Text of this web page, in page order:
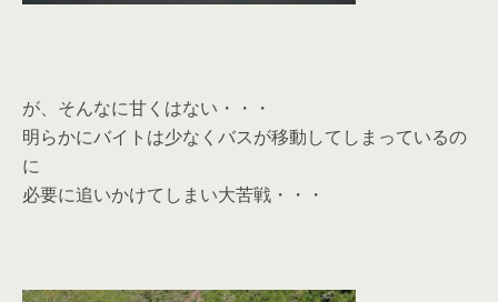
が、そんなに甘くはない・・・
明らかにバイトは少なくバスが移動してしまっているの
に
必要に追いかけてしまい大苦戦・・・